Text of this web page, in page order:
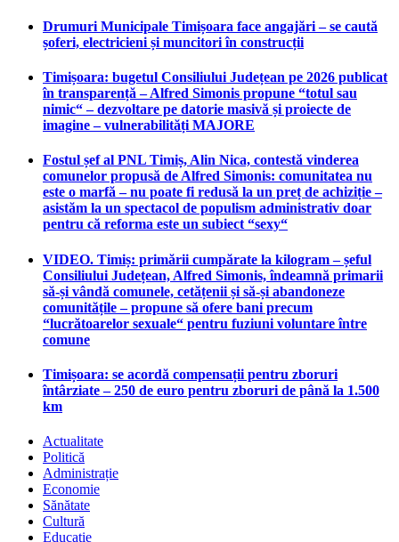
Drumuri Municipale Timișoara face angajări – se caută
șoferi, electricieni și muncitori în construcții
Timișoara: bugetul Consiliului Județean pe 2026 publicat
în transparență – Alfred Simonis propune “totul sau
nimic“ – dezvoltare pe datorie masivă și proiecte de
imagine – vulnerabilități MAJORE
Fostul șef al PNL Timiș, Alin Nica, contestă vinderea
comunelor propusă de Alfred Simonis: comunitatea nu
este o marfă – nu poate fi redusă la un preț de achiziție –
asistăm la un spectacol de populism administrativ doar
pentru că reforma este un subiect “sexy“
VIDEO. Timiș: primării cumpărate la kilogram – șeful
Consiliului Județean, Alfred Simonis, îndeamnă primarii
să-și vândă comunele, cetățenii și să-și abandoneze
comunitățile – propune să ofere bani precum
“lucrătoarelor sexuale“ pentru fuziuni voluntare între
comune
Timișoara: se acordă compensații pentru zboruri
întârziate – 250 de euro pentru zboruri de până la 1.500
km
Actualitate
Politică
Administrație
Economie
Sănătate
Cultură
Educație